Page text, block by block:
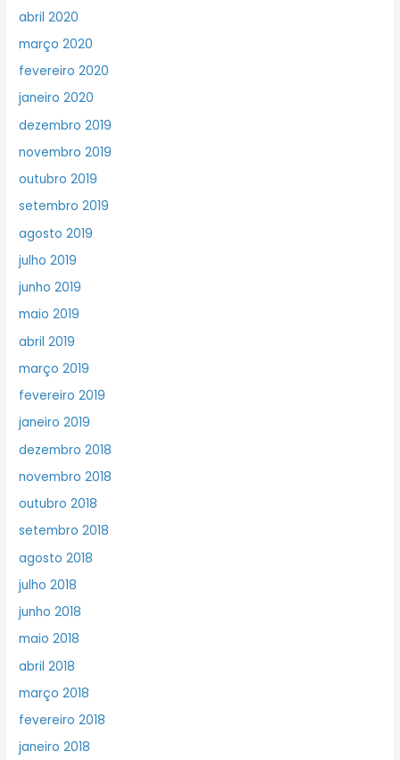
abril 2020
março 2020
fevereiro 2020
janeiro 2020
dezembro 2019
novembro 2019
outubro 2019
setembro 2019
agosto 2019
julho 2019
junho 2019
maio 2019
abril 2019
março 2019
fevereiro 2019
janeiro 2019
dezembro 2018
novembro 2018
outubro 2018
setembro 2018
agosto 2018
julho 2018
junho 2018
maio 2018
abril 2018
março 2018
fevereiro 2018
janeiro 2018